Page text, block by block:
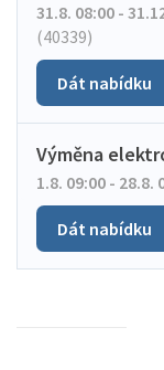
31.8. 08:00 -
(40339)
Dát nabídku
Výměna
1.8. 09:00 - 28.8.
Dát nabídku